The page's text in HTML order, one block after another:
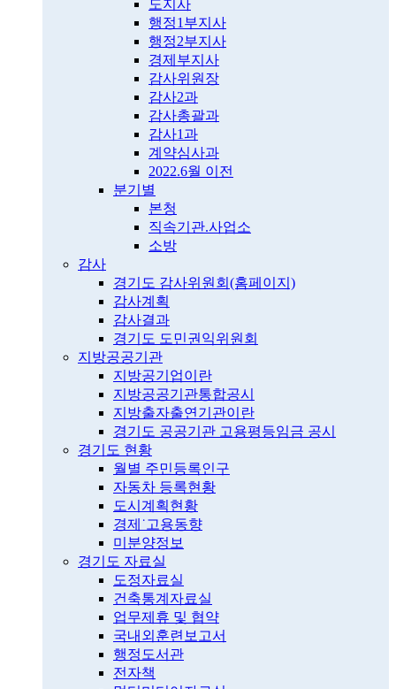
도지사
행정1부지사
행정2부지사
경제부지사
감사위원장
감사2과
감사총괄과
감사1과
계약심사과
2022.6월 이전
분기별
본청
직속기관.사업소
소방
감사
경기도 감사위원회(홈페이지)
감사계획
감사결과
경기도 도민권익위원회
지방공공기관
지방공기업이란
지방공공기관통합공시
지방출자출연기관이란
경기도 공공기관 고용평등임금 공시
경기도 현황
월별 주민등록인구
자동차 등록현황
도시계획현황
경제˙고용동향
미분양정보
경기도 자료실
도정자료실
건축통계자료실
업무제휴 및 협약
국내외훈련보고서
행정도서관
전자책